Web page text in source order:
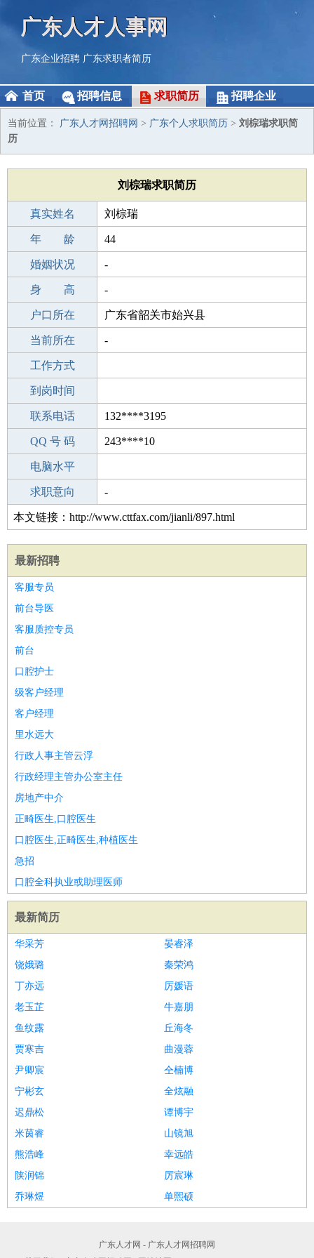
广东人才人事网
广东企业招聘 广东求职者简历
首页 招聘信息 求职简历 招聘企业
当前位置： 广东人才网招聘网 > 广东个人求职简历 > 刘棕瑞求职简
历
刘棕瑞求职简历
真实姓名 刘棕瑞
性 别 男
年 龄 44
出生年月 1982-04-15
婚姻状况 -
学 历 高中
身 高 -
毕业学校 高中
户口所在 广东省韶关市始兴县
所学专业 -
当前所在 -
工作经验
工作方式
驾 照
到岗时间
期望月薪
联系电话 132****3195
手机号码 132****3195
QQ 号 码 243****10
微信号码
电脑水平
外语水平
求职意向 -
本文链接：http://www.cttfax.com/jianli/897.html
最新招聘
客服专员
前台导医
客服质控专员
前台
口腔护士
级客户经理
客户经理
里水远大
行政人事主管云浮
行政经理主管办公室主任
房地产中介
正畸医生,口腔医生
口腔医生,正畸医生,种植医生
急招
口腔全科执业或助理医师
最新简历
华采芳
晏睿泽
饶娥璐
秦荣鸿
丁亦远
厉媛语
老玉芷
牛嘉朋
鱼纹露
丘海冬
贾寒吉
曲漫蓉
尹卿宸
仝楠博
宁彬玄
全炫融
迟鼎松
谭博宇
米茵睿
山镜旭
熊浩峰
幸远皓
陕润锦
厉宸琳
乔琳煜
单熙硕
广东人才网 - 广东人才网招聘网